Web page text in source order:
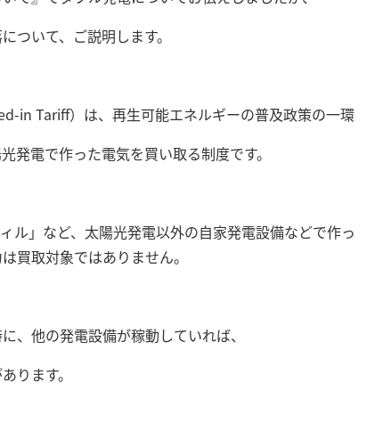
ついて、ご説明します。
in Tariff）は、再生可能エネルギーの普及政策の一環
発電で作った電気を買い取る制度です。
ル」など、太陽光発電以外の自家発電設備などで作っ
買取対象ではありません。
、他の発電設備が稼動していれば、
ります。